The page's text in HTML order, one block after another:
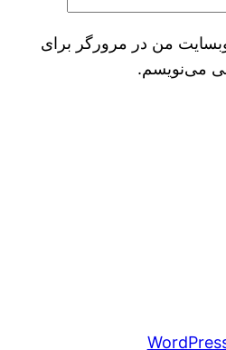
وبسایت من در مرورگر برای
می‌نویسم.